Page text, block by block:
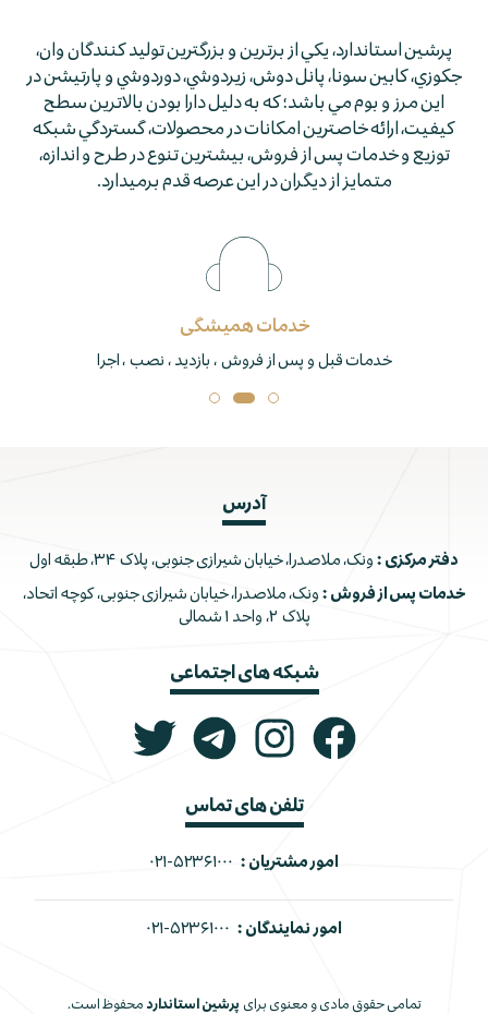
پرشين استاندارد، يكي از برترين و بزرگترين توليد كنندگان وان،
جكوزي، كابين سونا، پانل دوش، زيردوشي، دوردوشي و پارتيشن در
اين مرز و بوم مي باشد؛ كه به دليل دارا بودن بالاترين سطح
كيفيت، ارائه خاصترين امكانات در محصولات، گستردگي شبكه
توزيع و خدمات پس از فروش، بيشترين تنوع در طرح و اندازه،
متمايز از ديگران در اين عرصه قدم برمي­دارد.
خدمات همیشگی
خدمات قبل و پس از فروش ، بازدید ، نصب ، اجرا
آدرس
دفتر مرکزی : ونک، ملاصدرا، خیابان شیرازی جنوبی، پلاک ۳۴، طبقه اول
خدمات پس از فروش : ونک، ملاصدرا، خیابان شیرازی جنوبی، کوچه اتحاد،
پلاک ۲، واحد ۱ شمالی
شبکه های اجتماعی
تلفن های تماس
امور مشتریان : ۰۲۱-۵۲۳۶۱۰۰۰
امور نمایندگان : ۰۲۱-۵۲۳۶۱۰۰۰
تمامی حقوق مادی و معنوی برای پرشین استاندارد محفوظ است.